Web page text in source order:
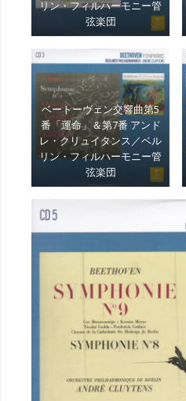
リン・フィルハーモニー管
弦楽団
ベートーヴェン交響曲第5
番「運命」＆第7番 アンド
レ・クリュイタンス／ベル
リン・フィルハーモニー管
弦楽団